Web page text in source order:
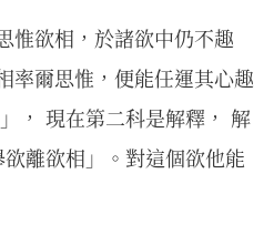
惟欲相，於諸欲中仍不趣
率爾思惟，便能任運其心趣
， 現在第二科是解釋， 解
離欲相」。對這個欲他能